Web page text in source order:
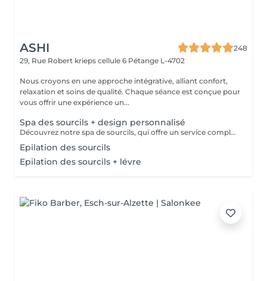
ASHI
248
29, Rue Robert krieps cellule 6 Pétange L-4702
Nous croyons en une approche intégrative, alliant confort,
relaxation et soins de qualité. Chaque séance est conçue pour
vous offrir une expérience un...
Spa des sourcils + design personnalisé
Découvrez notre spa de sourcils, qui offre un service complet pour sublimer vos sourcils. Notre protocole inclut une exfoliation douce pour préparer la peau, une hydratation nourrissante pour un confort optimal, et une épilation précise par threading pour révéler la beauté naturelle de vos sourcils. Offrez à votre regard une attention particulière et laissez-nous vous aider à obtenir des sourcils parfaitement définis et radieux.
Epilation des sourcils
Epilation des sourcils + lévre